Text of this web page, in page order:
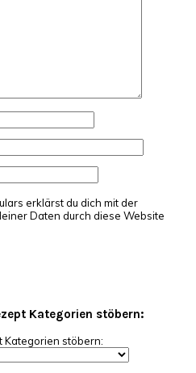
erklärst du dich mit der
Daten durch diese Website
Kategorien stöbern:
Kategorien stöbern: